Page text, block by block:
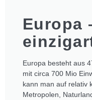
Europa
Europa besteht aus
mit circa 700 Mio
kann man auf relativ
Metropolen,